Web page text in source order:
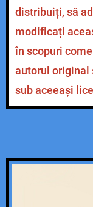
distribuiți, să
modificați
în scopuri
autorul
sub aceeași